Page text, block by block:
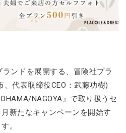
ランドを展開する、冒険社プラ
代表取締役CEO：武藤功樹)
NAGOYA』で取り扱うセ
新たなキャンペーンを開始す
。